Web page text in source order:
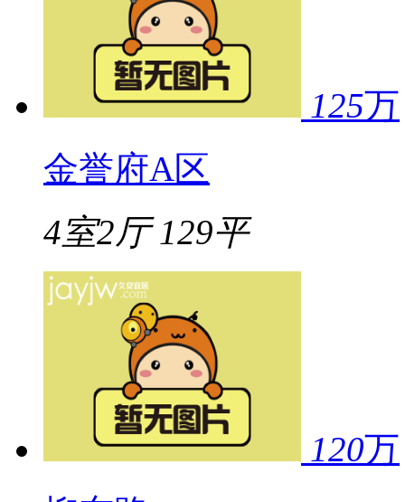
125万
金誉府A区
4室2厅 129平
120万